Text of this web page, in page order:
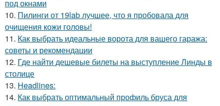
под окнами
10. Пилинги от 19lab лучшее, что я пробовала для
очищения кожи головы!
11. Как выбрать идеальные ворота для вашего гаража:
советы и рекомендации
12. Где найти дешевые билеты на выступление Линды в
столице
13. Headlines:
14. Как выбрать оптимальный профиль бруса для